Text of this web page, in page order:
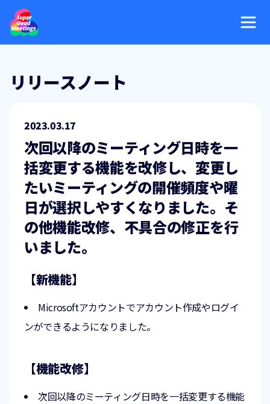
リリースノート
2023.03.17
次回以降のミーティング日時を一
括変更する機能を改修し、変更し
たいミーティングの開催頻度や曜
日が選択しやすくなりました。そ
の他機能改修、不具合の修正を行
いました。
【新機能】
Microsoftアカウントでアカウント作成やログイ
ンができるようになりました。
【機能改修】
次回以降のミーティング日時を一括変更する機能